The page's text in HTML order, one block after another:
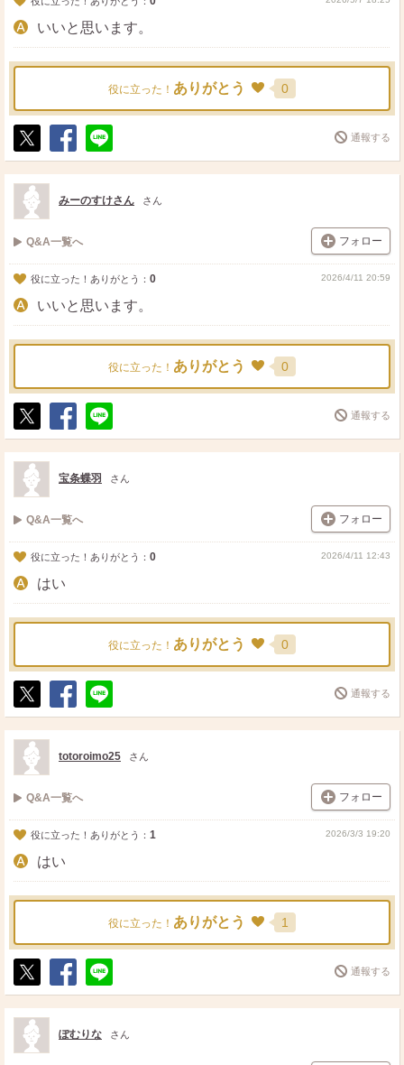
いいと思います。
役に立った！ ありがとう 0
ポ
ス
ト
シ
ェ
送
る
通報する
みーのすけさん さん
Q&A一覧へ フォロー
役に立った！ありがとう： 0 2026/4/11 20:59
いいと思います。
役に立った！ ありがとう 0
ポ
ス
ト
シ
ェ
送
る
通報する
宝条蝶羽 さん
Q&A一覧へ フォロー
役に立った！ありがとう： 0 2026/4/11 12:43
はい
役に立った！ ありがとう 0
ポ
ス
ト
シ
ェ
送
る
通報する
totoroimo25 さん
Q&A一覧へ フォロー
役に立った！ありがとう： 1 2026/3/3 19:20
はい
役に立った！ ありがとう 1
ポ
ス
ト
シ
ェ
送
る
通報する
ぽむりな さん